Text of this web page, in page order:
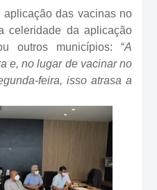
aplicação das vacinas no
celeridade da aplicação
outros municípios: “A
e, no lugar de vacinar no
feira, isso atrasa a